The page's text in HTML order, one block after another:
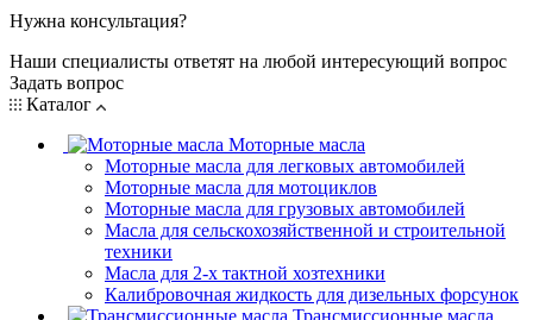
Нужна консультация?
Наши специалисты ответят на любой интересующий вопрос
Задать вопрос
Каталог
Моторные масла
Моторные масла для легковых автомобилей
Моторные масла для мотоциклов
Моторные масла для грузовых автомобилей
Масла для сельскохозяйственной и строительной
техники
Масла для 2-х тактной хозтехники
Калибровочная жидкость для дизельных форсунок
Трансмиссионные масла